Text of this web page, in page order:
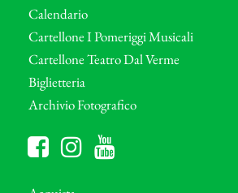
Calendario
Cartellone I Pomeriggi Musicali
Cartellone Teatro Dal Verme
Biglietteria
Archivio Fotografico